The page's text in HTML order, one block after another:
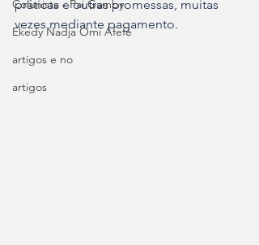
Colunista - Pai Gamby
Ekedy Nadja Ómi Afefé
artigos e no
artigos
práticas e outras promessas, muitas
vezes mediante pagamento.